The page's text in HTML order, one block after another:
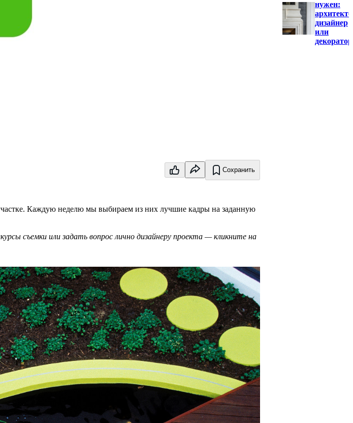
Сохранить
нужен:
дизайнер
или
декоратор
Каждую неделю мы выбираем из них лучшие кадры на заданную
съемки или задать вопрос лично дизайнеру проекта — кликните на